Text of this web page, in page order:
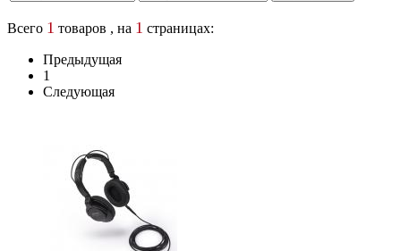
Всего 1 товаров , на 1 страницах:
Предыдущая
1
Следующая